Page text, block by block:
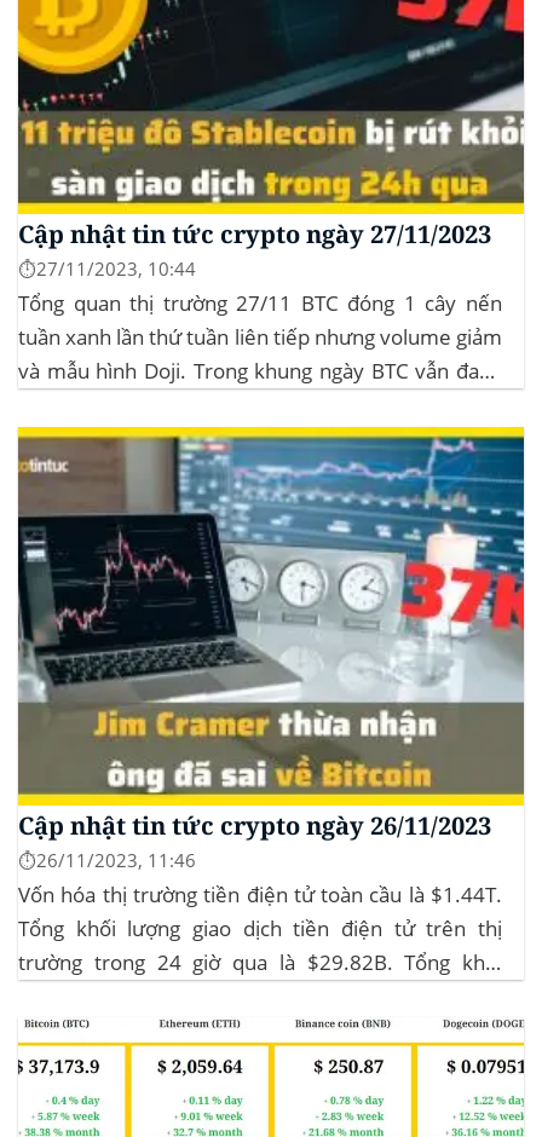
Cập nhật tin tức crypto ngày 27/11/2023
⏱️27/11/2023, 10:44
Tổng quan thị trường 27/11 BTC đóng 1 cây nến
tuần xanh lần thứ tuần liên tiếp nhưng volume giảm
và mẫu hình Doji. Trong khung ngày BTC vẫn đang
triệu đô Stablecoin bị rút khỏi các sàn giao dịch...
Cập nhật tin tức crypto ngày 26/11/2023
⏱️26/11/2023, 11:46
Vốn hóa thị trường tiền điện tử toàn cầu là $1.44T.
Tổng khối lượng giao dịch tiền điện tử trên thị
trường trong 24 giờ qua là $29.82B. Tổng khối
chiếm 11.77% tổng khối lượng giao dịch tiền điện tử
trong 24 giờ. Khối lượng giao dịch của...